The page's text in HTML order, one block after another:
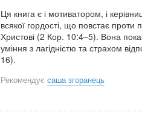
Ця книга є і мотиватором, і
всякої гордості, що повстає проти
Христові (2 Кор. 10:4–5). Вона
уміння з лагідністю та страхом
16).
Рекомендує саша згоранець